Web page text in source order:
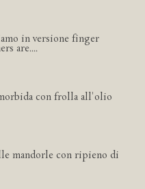
in versione finger
are....
con frolla all'olio
mandorle con ripieno di